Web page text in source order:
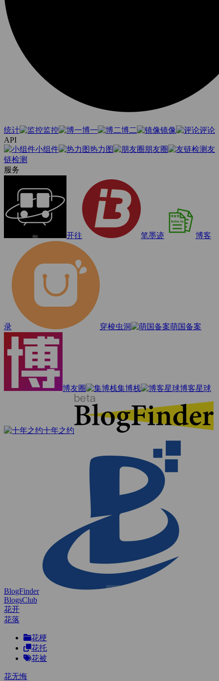
统计 监控 博一 博二 镜像
评论
API
小组件
热力图 朋友圈
友
链检测
服务
开往 笔墨迹 博客
录 穿梭虫洞 萌国备案
博友圈 集博栈 博客星球
十年之约
BlogFinder
BlogsClub
花开
花落
花梗
花托
花被
花无悔